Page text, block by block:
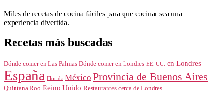
Miles de recetas de cocina fáciles para que cocinar sea una
experiencia divertida.
Recetas más buscadas
Dónde comer en Las Palmas Dónde comer en Londres EE. UU. en Londres
España Florida México Provincia de Buenos Aires
Quintana Roo Reino Unido Restaurantes cerca de Londres